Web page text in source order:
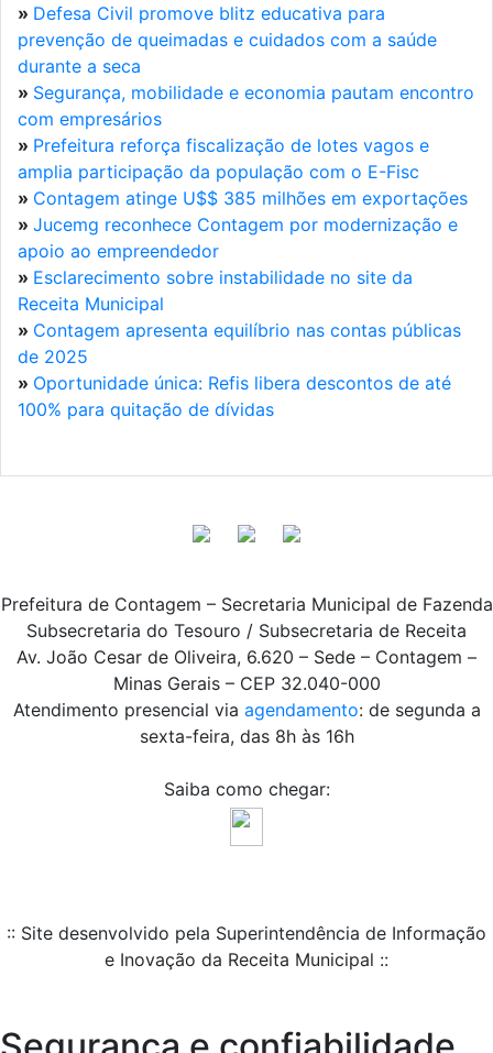
» Defesa Civil promove blitz educativa para
prevenção de queimadas e cuidados com a saúde
durante a seca
» Segurança, mobilidade e economia pautam encontro
com empresários
» Prefeitura reforça fiscalização de lotes vagos e
amplia participação da população com o E-Fisc
» Contagem atinge U$$ 385 milhões em exportações
» Jucemg reconhece Contagem por modernização e
apoio ao empreendedor
» Esclarecimento sobre instabilidade no site da
Receita Municipal
» Contagem apresenta equilíbrio nas contas públicas
de 2025
» Oportunidade única: Refis libera descontos de até
100% para quitação de dívidas
Prefeitura de Contagem – Secretaria Municipal de Fazenda
Subsecretaria do Tesouro / Subsecretaria de Receita
Av. João Cesar de Oliveira, 6.620 – Sede – Contagem –
Minas Gerais – CEP 32.040-000
Atendimento presencial via agendamento: de segunda a
sexta-feira, das 8h às 16h
Saiba como chegar:
:: Site desenvolvido pela Superintendência de Informação
e Inovação da Receita Municipal ::